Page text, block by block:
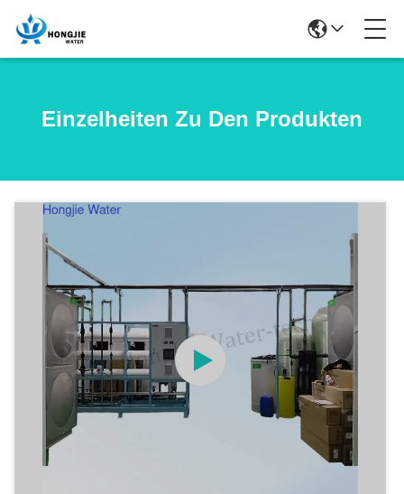
Einzelheiten Zu Den Produkten